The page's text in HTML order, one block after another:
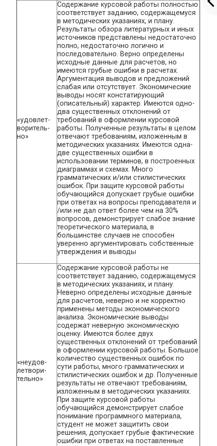
«удовлет­
воритель­
но»
Содержание курсовой работы полностью
соответствует заданию, содержащемуся
в методических указаниях, и плану.
Результаты обзора литературных и иных
источников представлены недостаточно
полно, недостаточно логично и
последовательно. Верно определены
исходные данные для расчетов, но
имеются грубые ошибки в расчетах.
Аргументация выводов и предложений
слабая или отсутствует. Экономические
выводы носят констатирующий
(описательный) характер. Имеются одно-
два существенных отклонений от
требований в оформлении курсовой
работы. Полученные результаты в целом
отвечают требованиям, изложенным в
методических указаниях. Имеются одна-
две существенных ошибки в
использовании терминов, в построенных
диаграммах и схемах. Много
грамматических и/или стилистических
ошибок. При защите курсовой работы
обучающийся допускает грубые ошибки
при ответах на вопросы преподавателя и
/или не дал ответ более чем на 30%
вопросов, демонстрирует слабое знание
теоретического материала, в
большинстве случаев не способен
уверенно аргументировать собственные
утверждения и выводы
«неудов­
летвори­
тельно»
Содержание курсовой работы не
соответствует заданию, содержащемуся
в методических указаниях, и плану.
Неверно определены исходные данные
для расчетов, неверно и не корректно
применены методы экономического
анализа. Экономические выводы
содержат неверную экономическую
оценку. Имеются более двух
существенных отклонений от требований
в оформлении курсовой работы. Большое
количество существенных ошибок по
сути работы, много грамматических и
стилистических ошибок и др. Полученные
результаты не отвечают требованиям,
изложенным в методических указаниях.
При защите курсовой работы
обучающийся демонстрирует слабое
понимание программного материала,
студент не может защитить свои
решения, допускает грубые фактические
ошибки при ответах на поставленные